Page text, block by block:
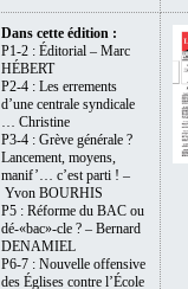
Dans cette édition :
P1-2 : Éditorial – Marc
HÉBERT
P2-4 : Les errements
d’une centrale syndicale
… Christine
P3-4 : Grève générale ?
Lancement, moyens,
manif’… c’est parti ! –
Yvon BOURHIS
P5 : Réforme du BAC ou
dé-«bac»-cle ? – Bernard
DENAMIEL
P6-7 : Nouvelle offensive
des Églises contre l’École